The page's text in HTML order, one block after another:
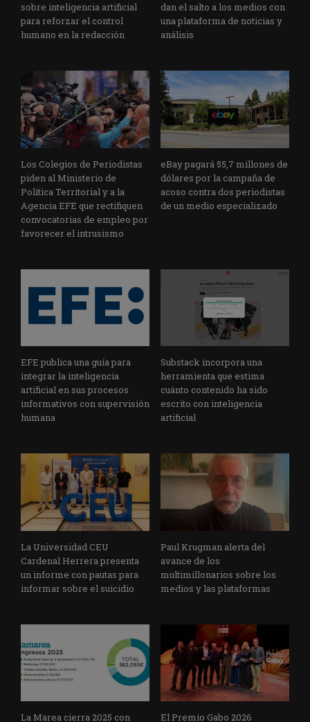
sobre inteligencia artificial
para reforzar el control
humano en la redacción
dan el salto a los medios con
una plataforma de noticias y
análisis
Los Colegios de Periodistas
piden al Ministerio de
Política Territorial y a la
Agencia EFE que rectifiquen
convocatorias de empleo por
favorecer el intrusismo
eBay pagará 55,7 millones de
dólares por la campaña de
acoso contra dos periodistas
de un medio especializado
EFE publica una guía para
integrar la inteligencia
artificial en sus procesos
informativos con supervisión
humana
Substack incorpora una
herramienta que estima
cuánto contenido ha sido
escrito con inteligencia
artificial
La Universidad CEU
Cardenal Herrera presenta
un informe con pautas para
informar sobre el suicidio
Paul Krugman alerta del
avance de los
multimillonarios sobre los
medios y las plataformas
La Marea cierra 2025 con El Premio Gabo 2026